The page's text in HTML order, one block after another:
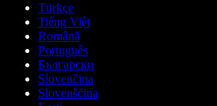
Türkçe
Tiếng Việt
Română
Português
Български
Slovenčina
Slovenščina